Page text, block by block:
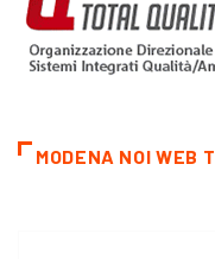
MODENA NOI WEB